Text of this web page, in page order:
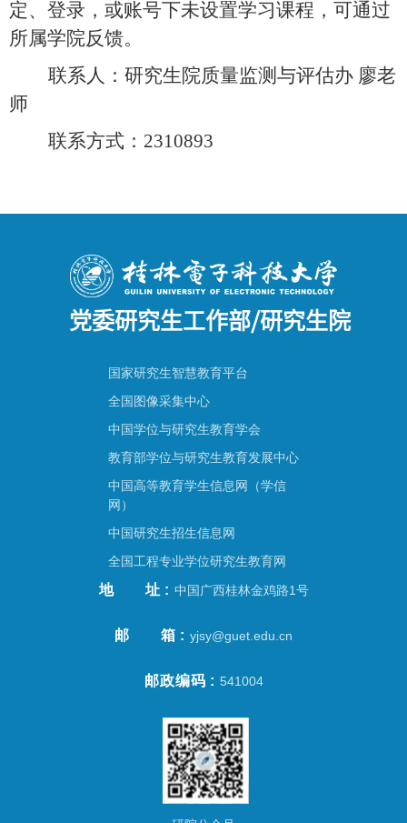
定、登录，或账号下未设置学习课程，可通过
所属学院反馈。
联系人：研究生院质量监测与评估办 廖老
师
联系方式： 2310893
党委研究生工作部/研究生院
国家研究生智慧教育平台
全国图像采集中心
中国学位与研究生教育学会
教育部学位与研究生教育发展中心
中国高等教育学生信息网（学信
网）
中国研究生招生信息网
全国工程专业学位研究生教育网
地址 中国广西桂林金鸡路1号
邮箱 yjsy@guet.edu.cn
邮政编码 541004